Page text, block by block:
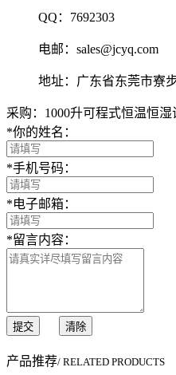
QQ：7692303
电邮：sales@jcyq.com
地址：广东省东莞市寮
采购：1000升可程式恒温恒
*你的姓名：
*手机号码：
*电子邮箱：
*留言内容：
提交 清除
产品推荐/ RELATED PRODUCTS